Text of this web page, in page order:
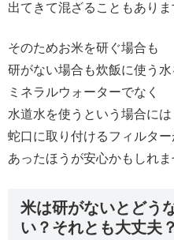
出てきて混ざることもありま
そのためお米を研ぐ場合も
研がない場合も炊飯に使う水
ミネラルウォーターでなく
水道水を使うという場合には
蛇口に取り付けるフィルター
あったほうが安心かもしれま
米は研がないとどう
い？それとも大丈夫